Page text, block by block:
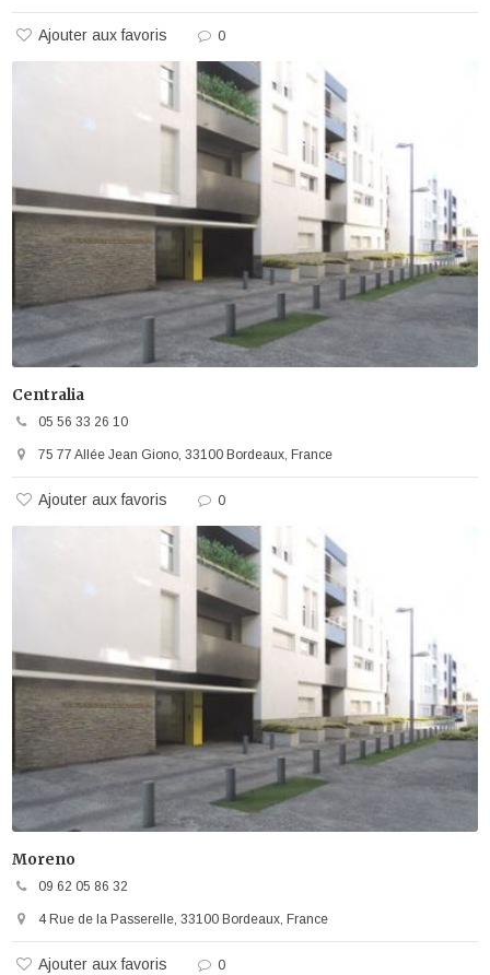
Ajouter aux favoris 0
Centralia
05 56 33 26 10
75 77 Allée Jean Giono, 33100 Bordeaux, France
Ajouter aux favoris 0
Moreno
09 62 05 86 32
4 Rue de la Passerelle, 33100 Bordeaux, France
Ajouter aux favoris 0